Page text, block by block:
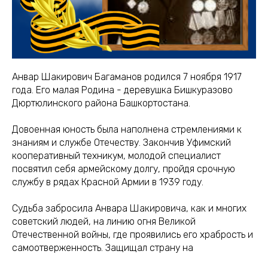
Анвар Шакирович Багаманов родился 7 ноября 1917
года. Его малая Родина - деревушка Бишкуразово
Дюртюлинского района Башкортостана.
Довоенная юность была наполнена стремлениями к
знаниям и службе Отечеству. Закончив Уфимский
кооперативный техникум, молодой специалист
посвятил себя армейскому долгу, пройдя срочную
службу в рядах Красной Армии в 1939 году.
Судьба забросила Анвара Шакировича, как и многих
советский людей, на линию огня Великой
Отечественной войны, где проявились его храбрость и
самоотверженность. Защищал страну на